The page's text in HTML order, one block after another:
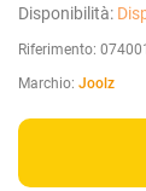
Disponibilità:
Riferimento:
Marchio: Joolz